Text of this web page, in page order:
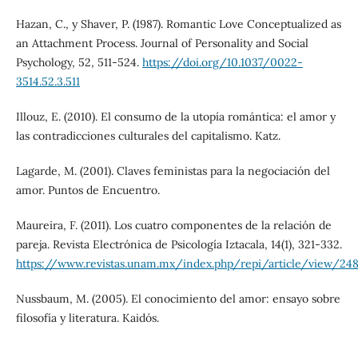
Hazan, C., y Shaver, P. (1987). Romantic Love Conceptualized as
an Attachment Process. Journal of Personality and Social
Psychology, 52, 511-524. https://doi.org/10.1037/0022-
3514.52.3.511
Illouz, E. (2010). El consumo de la utopía romántica: el amor y
las contradicciones culturales del capitalismo. Katz.
Lagarde, M. (2001). Claves feministas para la negociación del
amor. Puntos de Encuentro.
Maureira, F. (2011). Los cuatro componentes de la relación de
pareja. Revista Electrónica de Psicología Iztacala, 14(1), 321-332.
https://www.revistas.unam.mx/index.php/repi/article/view/
Nussbaum, M. (2005). El conocimiento del amor: ensayo sobre
filosofía y literatura. Kaidós.